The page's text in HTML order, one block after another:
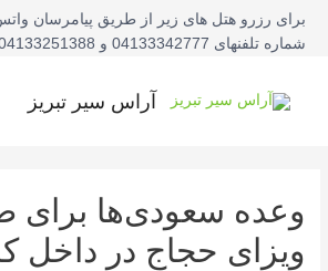
برای رزرو هتل های زیر از طریق پیامرسان
شماره تلفنهای 04133342777 و 04133251388 تماس بگیرید.
آراس سیر تبریز
وعده سعودی‌ها برای
ویزای حجاج در داخل